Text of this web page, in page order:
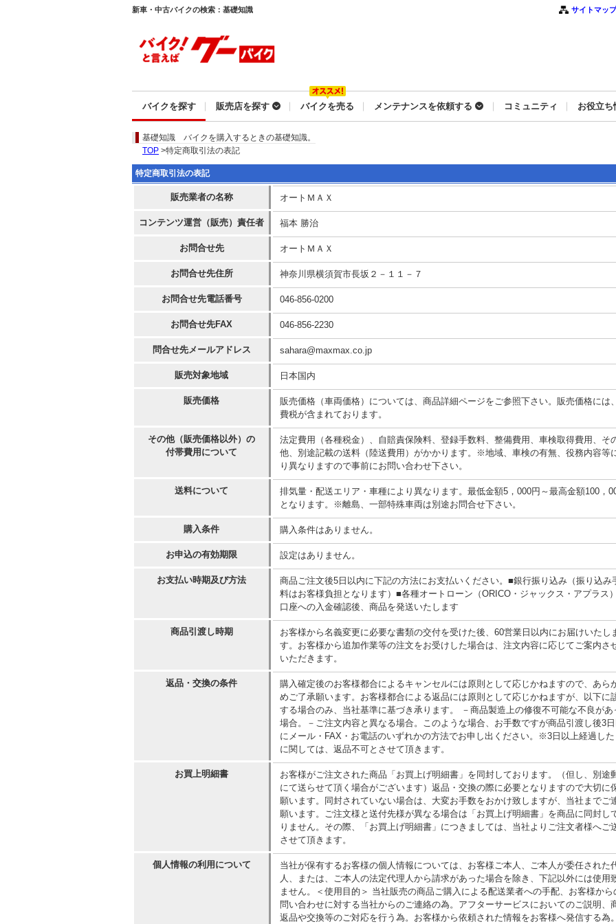
新車・中古バイクの検索：基礎知識 サイトマップ
バイクを探す 販売店を探す バイクを売る メンテナンスを依頼する コミュニティ お役立ち
基礎知識 バイクを購入するときの基礎知識。
TOP >特定商取引法の表記
特定商取引法の表記
販売業者の名称 オートＭＡＸ
コンテンツ運営（販売）責任者 福本 勝治
お問合せ先 オートＭＡＸ
お問合せ先住所 神奈川県横須賀市長坂２－１１－７
お問合せ先電話番号 046-856-0200
お問合せ先FAX 046-856-2230
問合せ先メールアドレス sahara@maxmax.co.jp
販売対象地域 日本国内
販売価格
販売価格（車両価格）については、商品詳細ページをご参照下さい。販売価格には
費税が含まれております。
その他（販売価格以外）の
付帯費用について
法定費用（各種税金）、自賠責保険料、登録手数料、整備費用、車検取得費用、そ
他、別途記載の送料（陸送費用）がかかります。※地域、車検の有無、役務内容等
り異なりますので事前にお問い合わせ下さい。
送料について
排気量・配送エリア・車種により異なります。最低金額5，000円～最高金額100，
となります。※離島、一部特殊車両は別途お問合せ下さい。
購入条件 購入条件はありません。
お申込の有効期限 設定はありません。
お支払い時期及び方法
商品ご注文後5日以内に下記の方法にお支払いください。■銀行振り込み（振り込み
料はお客様負担となります）■各種オートローン（ORICO・ジャックス・アプラス
口座への入金確認後、商品を発送いたします
商品引渡し時期
お客様から名義変更に必要な書類の交付を受けた後、60営業日以内にお届けいたし
す。お客様から追加作業等の注文をお受けした場合は、注文内容に応じてご案内さ
いただきます。
返品・交換の条件
購入確定後のお客様都合によるキャンセルには原則として応じかねますので、あら
めご了承願います。お客様都合による返品には原則として応じかねますが、以下に
する場合のみ、当社基準に基づき承ります。 －商品製造上の修復不可能な不良があ
場合。－ご注文内容と異なる場合。このような場合、お手数ですが商品引渡し後3
にメール・FAX・お電話のいずれかの方法でお申し出ください。※3日以上経過し
に関しては、返品不可とさせて頂きます。
お買上明細書
お客様がご注文された商品「お買上げ明細書」を同封しております。（但し、別途
にて送らせて頂く場合がございます）返品・交換の際に必要となりますので大切に
願います。同封されていない場合は、大変お手数をおかけ致しますが、当社までご
願います。ご注文様と送付先様が異なる場合は「お買上げ明細書」を商品に同封し
りません。その際、「お買上げ明細書」につきましては、当社よりご注文者様へご
させて頂きます。
個人情報の利用について
当社が保有するお客様の個人情報については、お客様ご本人、ご本人が委任された
人、または、ご本人の法定代理人から請求があった場合を除き、下記以外には使用
ません。＜使用目的＞ 当社販売の商品ご購入による配送業者への手配、お客様から
問い合わせに対する当社からのご連絡の為。アフターサービスにおいてのご説明、
返品や交換等のご対応を行う為。お客様から依頼された情報をお客様へ発信する為